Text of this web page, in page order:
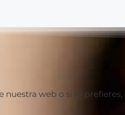
web o si lo prefieres,